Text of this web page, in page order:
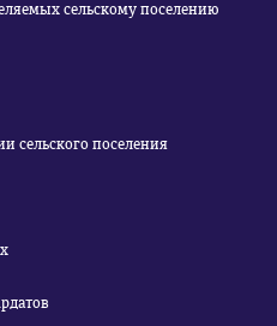
сельскому поселению
сельского поселения